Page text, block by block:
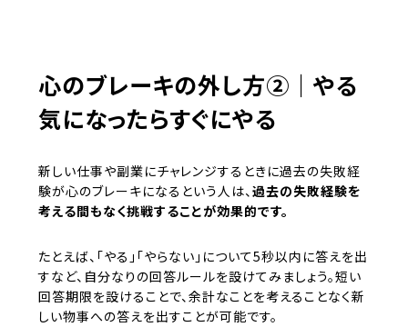
心のブレーキの外し方②｜やる
気になったらすぐにやる
新しい仕事や副業にチャレンジするときに過去の失敗経
験が心のブレーキになるという人は、過去の失敗経験を
考える間もなく挑戦することが効果的です。
たとえば、「やる」「やらない」について5秒以内に答えを出
すなど、自分なりの回答ルールを設けてみましょう。短い
回答期限を設けることで、余計なことを考えることなく新
しい物事への答えを出すことが可能です。